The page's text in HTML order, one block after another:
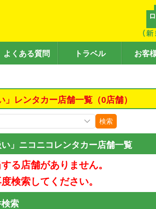
よくある質問 トラベル お客
レンタカー店舗一覧（0店舗）
検索
」ニコニコレンタカー店舗一覧
る店舗がありません。
検索してください。
索